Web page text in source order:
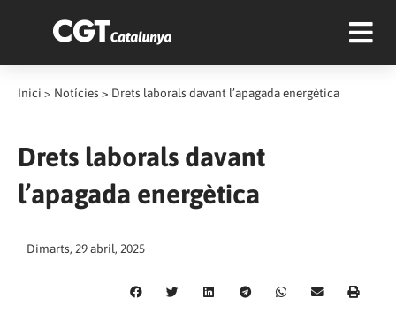
Inici > Notícies > Drets laborals davant l’apagada energètica
Drets laborals davant
l’apagada energètica
Dimarts, 29 abril, 2025